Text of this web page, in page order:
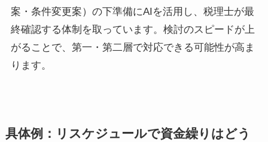
案・条件変更案）の下準備にAIを活用し、税理士が最
終確認する体制を取っています。検討のスピードが上
がることで、第一・第二層で対応できる可能性が高ま
ります。
具体例：リスケジュールで資金繰りはどう